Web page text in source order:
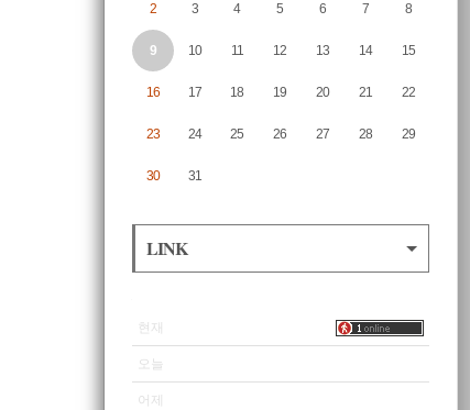
2 3 4 5 6 7 8
9 10 11 12 13 14 15
16 17 18 19 20 21 22
23 24 25 26 27 28 29
30 31
LINK
현재
오늘
어제